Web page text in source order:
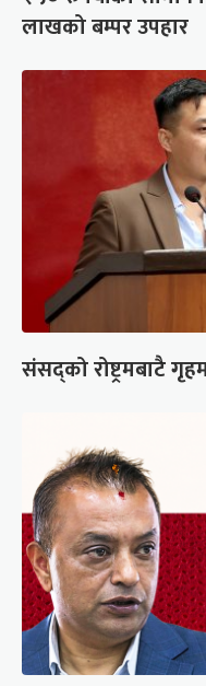
लाखको बम्पर उपहार
संसद्को रोष्ट्रमबाटै